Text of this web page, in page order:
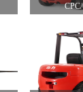
CPC/